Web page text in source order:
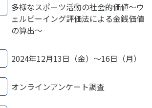
多様なスポーツ活動の社会的価値～ウ
ェルビーイング評価法による金銭価値
の算出～
2024年12月13日（金）～16日（月）
オンラインアンケート調査